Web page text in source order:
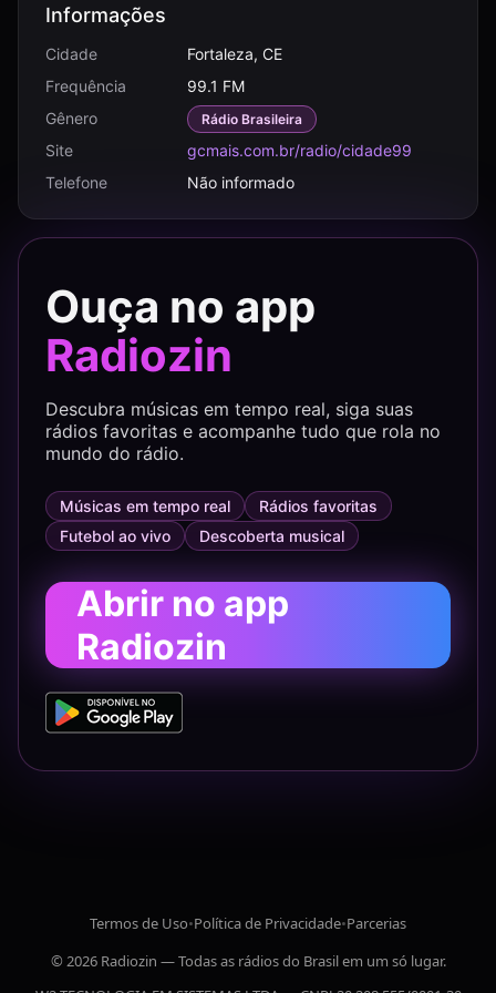
Informações
Cidade
Fortaleza, CE
Frequência
99.1 FM
Gênero
Rádio Brasileira
Site
gcmais.com.br/radio/cidade99
Telefone
Não informado
Ouça no app
Radiozin
Descubra músicas em tempo real, siga suas
rádios favoritas e acompanhe tudo que rola no
mundo do rádio.
Músicas em tempo real
Rádios favoritas
Futebol ao vivo
Descoberta musical
Abrir no app
Radiozin
Termos de Uso•Política de Privacidade•Parcerias
© 2026 Radiozin — Todas as rádios do Brasil em um só lugar.